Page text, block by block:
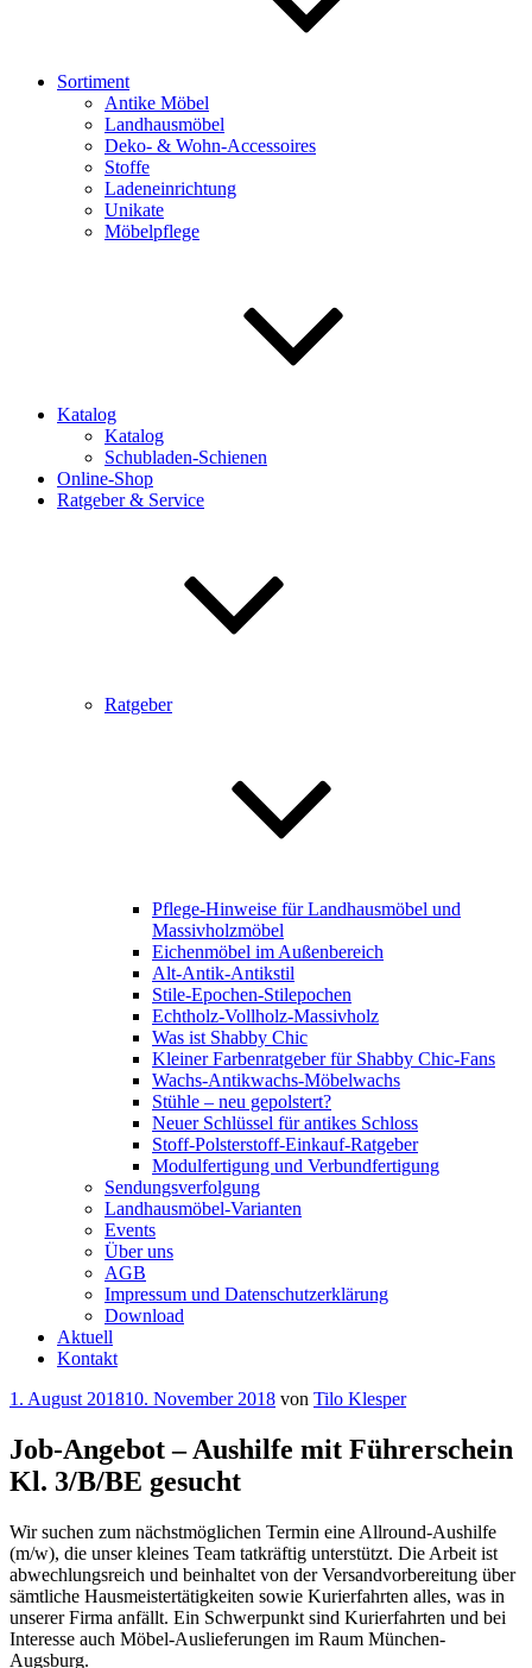
Sortiment
Antike Möbel
Landhausmöbel
Deko- & Wohn-Accessoires
Stoffe
Ladeneinrichtung
Unikate
Möbelpflege
Katalog
Katalog
Schubladen-Schienen
Online-Shop
Ratgeber & Service
Ratgeber
Pflege-Hinweise für Landhausmöbel und
Massivholzmöbel
Eichenmöbel im Außenbereich
Alt-Antik-Antikstil
Stile-Epochen-Stilepochen
Echtholz-Vollholz-Massivholz
Was ist Shabby Chic
Kleiner Farbenratgeber für Shabby Chic-Fans
Wachs-Antikwachs-Möbelwachs
Stühle – neu gepolstert?
Neuer Schlüssel für antikes Schloss
Stoff-Polsterstoff-Einkauf-Ratgeber
Modulfertigung und Verbundfertigung
Sendungsverfolgung
Landhausmöbel-Varianten
Events
Über uns
AGB
Impressum und Datenschutzerklärung
Download
Aktuell
Kontakt
Veröffentlicht
1. August 201810. November 2018 von Tilo Klesper
Job-Angebot – Aushilfe mit Führerschein
Kl. 3/B/BE gesucht
Wir suchen zum nächstmöglichen Termin eine Allround-Aushilfe
(m/w), die unser kleines Team tatkräftig unterstützt. Die Arbeit ist
abwechlungsreich und beinhaltet von der Versandvorbereitung über
sämtliche Hausmeistertätigkeiten sowie Kurierfahrten alles, was in
unserer Firma anfällt. Ein Schwerpunkt sind Kurierfahrten und bei
Interesse auch Möbel-Auslieferungen im Raum München-
Augsburg.